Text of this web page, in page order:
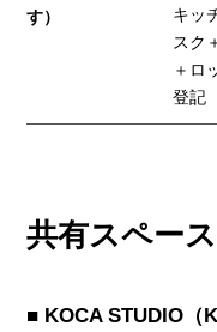
す）
キッ
スク
＋ロ
登記
共有スペース
■ KOCA STUDIO（